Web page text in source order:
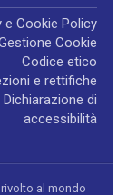
e Cookie Policy
Cookie
Codice etico
e rettifiche
Dichiarazione di
accessibilità
al mondo